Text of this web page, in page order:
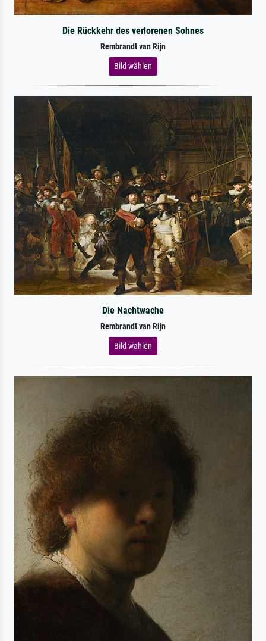
Die Rückkehr des verlorenen Sohnes
Rembrandt van Rijn
Bild wählen
Die Nachtwache
Rembrandt van Rijn
Bild wählen